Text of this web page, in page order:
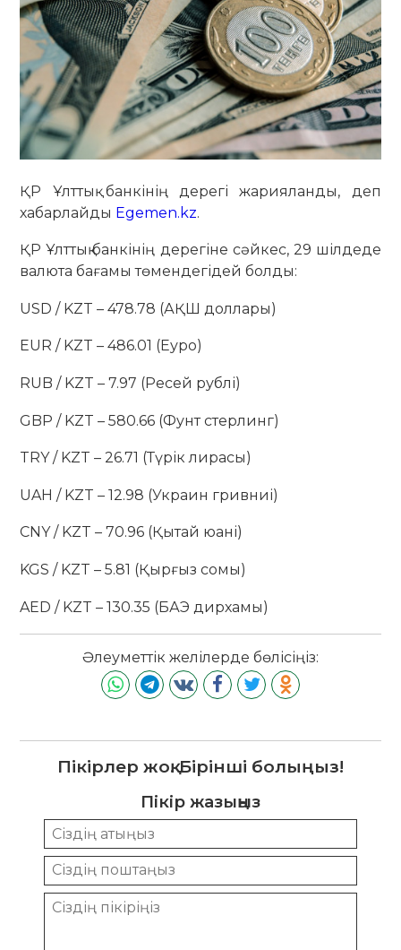
ҚР Ұлттық банкінің дерегі жарияланды, деп
хабарлайды Egemen.kz.
ҚР Ұлттық банкінің дерегіне сәйкес, 29 шілдеде
валюта бағамы төмендегідей болды:
USD / KZT – 478.78 (АҚШ доллары)
EUR / KZT – 486.01 (Еуро)
RUB / KZT – 7.97 (Ресей рублі)
GBP / KZT – 580.66 (Фунт стерлинг)
TRY / KZT – 26.71 (Түрік лирасы)
UAH / KZT – 12.98 (Украин гривниі)
CNY / KZT – 70.96 (Қытай юані)
KGS / KZT – 5.81 (Қырғыз сомы)
AED / KZT – 130.35 (БАЭ дирхамы)
Әлеуметтік желілерде бөлісіңіз:
Пікірлер жоқ. Бірінші болыңыз!
Пікір жазыңыз